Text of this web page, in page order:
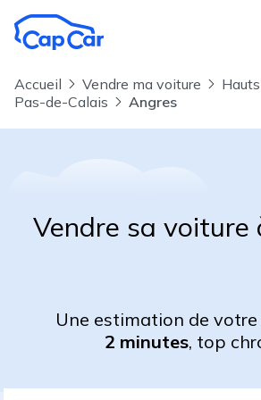
Accueil Vendre ma voiture
Pas-de-Calais
Angres
Vendre sa voiture
Une estimation de
2 minutes, top